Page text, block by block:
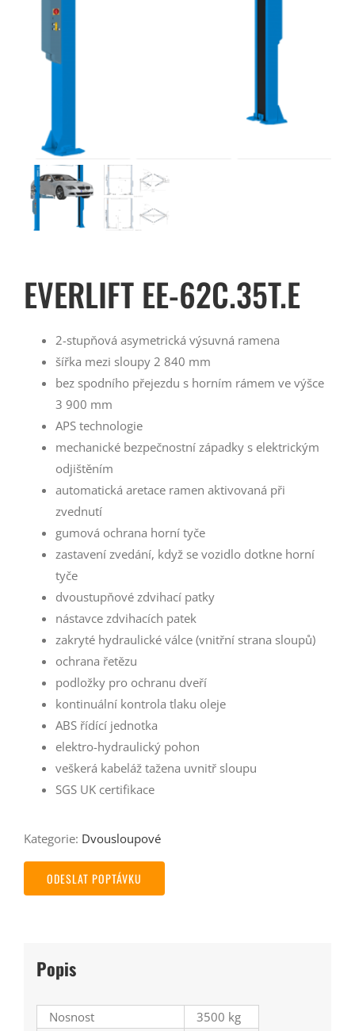
EVERLIFT EE-62C.35T.E
2-stupňová asymetrická výsuvná ramena
šířka mezi sloupy 2 840 mm
bez spodního přejezdu s horním rámem ve výšce
3 900 mm
APS technologie
mechanické bezpečnostní západky s elektrickým
odjištěním
automatická aretace ramen aktivovaná při
zvednutí
gumová ochrana horní tyče
zastavení zvedání, když se vozidlo dotkne horní
tyče
dvoustupňové zdvihací patky
nástavce zdvihacích patek
zakryté hydraulické válce (vnitřní strana sloupů)
ochrana řetězu
podložky pro ochranu dveří
kontinuální kontrola tlaku oleje
ABS řídící jednotka
elektro-hydraulický pohon
veškerá kabeláž tažena uvnitř sloupu
SGS UK certifikace
Kategorie: Dvousloupové
ODESLAT POPTÁVKU
Popis
Nosnost
3500 kg